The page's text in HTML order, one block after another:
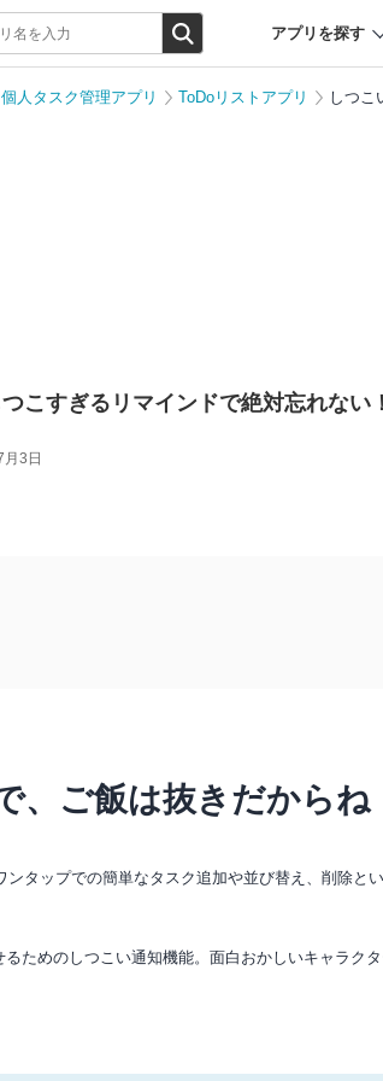
アプリを探す
個人タスク管理アプリ ToDoリストアプリ しつこ
こすぎるリマインドで絶対忘れない！
3日
、ご飯は抜きだからね
ンタップでの簡単なタスク追加や並び替え、削除と
ためのしつこい通知機能。面白おかしいキャラク